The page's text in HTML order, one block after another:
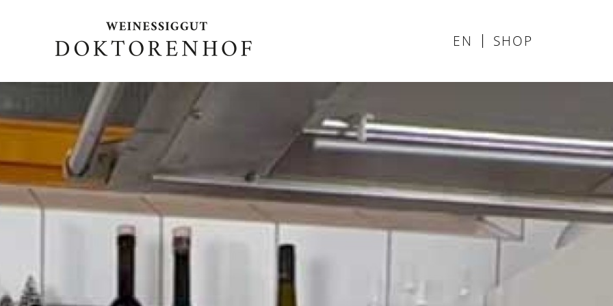
EN SHOP